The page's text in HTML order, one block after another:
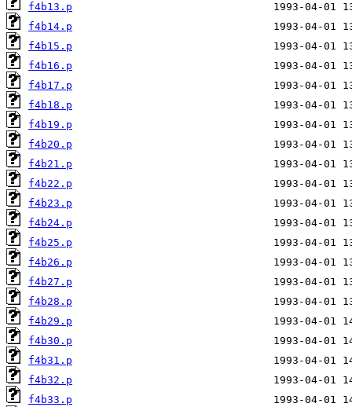
f4b13.p
f4b14.p
f4b15.p
f4b16.p
f4b17.p
f4b18.p
f4b19.p
f4b20.p
f4b21.p
f4b22.p
f4b23.p
f4b24.p
f4b25.p
f4b26.p
f4b27.p
f4b28.p
f4b29.p
f4b30.p
f4b31.p
f4b32.p
f4b33.p